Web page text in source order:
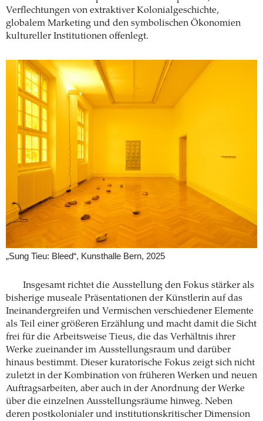
Verflechtungen von extraktiver Kolonialgeschichte,
globalem Marketing und den symbolischen Ökonomien
kultureller Institutionen offenlegt.
„Sung Tieu: Bleed“, Kunsthalle Bern, 2025
Insgesamt richtet die Ausstellung den Fokus stärker als
bisherige museale Präsentationen der Künstlerin auf das
Ineinandergreifen und Vermischen verschiedener Elemente
als Teil einer größeren Erzählung und macht damit die Sicht
frei für die Arbeitsweise Tieus, die das Verhältnis ihrer
Werke zueinander im Ausstellungsraum und darüber
hinaus bestimmt. Dieser kuratorische Fokus zeigt sich nicht
zuletzt in der Kombination von früheren Werken und neuen
Auftragsarbeiten, aber auch in der Anordnung der Werke
über die einzelnen Ausstellungsräume hinweg. Neben
deren postkolonialer und institutionskritischer Dimension